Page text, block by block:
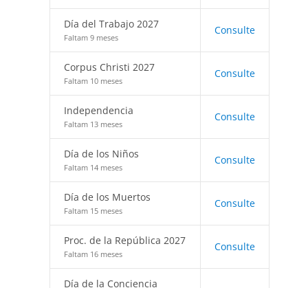
Día del Trabajo 2027
Faltam 9 meses
Consulte
Corpus Christi 2027
Faltam 10 meses
Consulte
Independencia
Faltam 13 meses
Consulte
Día de los Niños
Faltam 14 meses
Consulte
Día de los Muertos
Faltam 15 meses
Consulte
Proc. de la República 2027
Faltam 16 meses
Consulte
Día de la Conciencia